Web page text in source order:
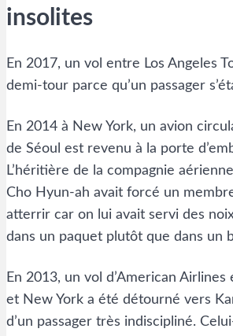
insolites
En 2017, un vol entre Los Angeles
demi-tour parce qu’un passager
En 2014 à New York, un avion
de Séoul est revenu à la porte
L’héritière de la compagnie
Cho Hyun-ah avait forcé un
atterrir car on lui avait servi des
dans un paquet plutôt que dans un
En 2013, un vol d’American Airlines
et New York a été détourné vers
d’un passager très indiscipliné.